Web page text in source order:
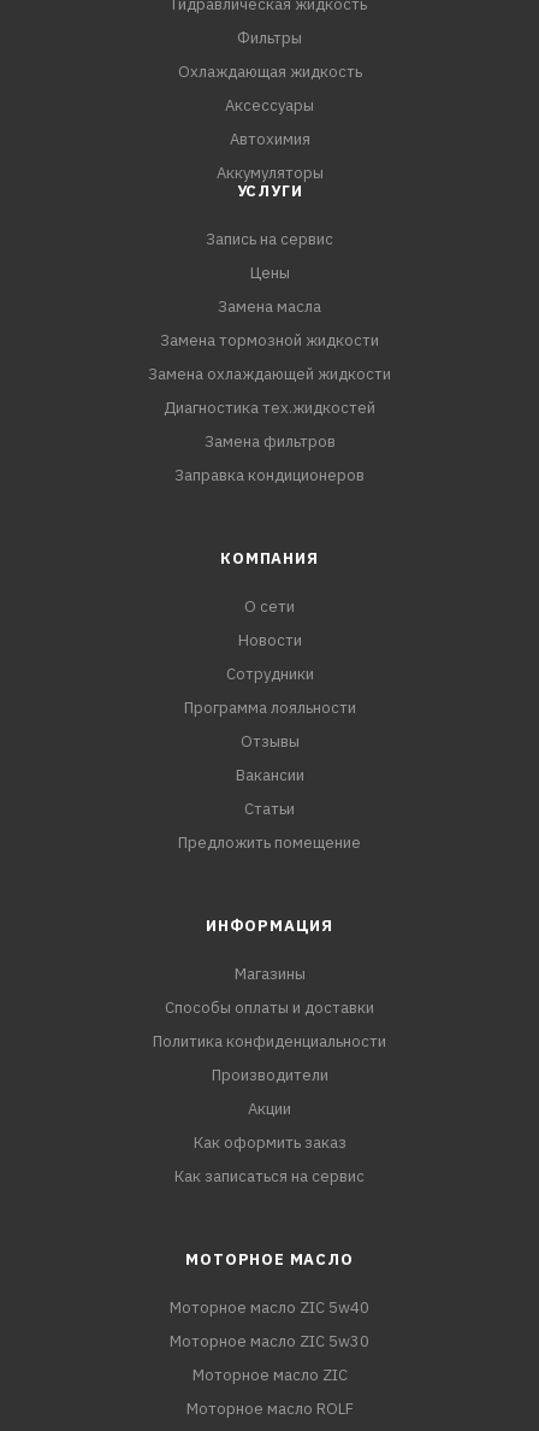
Гидравлическая жидкость
Фильтры
Охлаждающая жидкость
Аксессуары
Автохимия
Аккумуляторы
УСЛУГИ
Запись на сервис
Цены
Замена масла
Замена тормозной жидкости
Замена охлаждающей жидкости
Диагностика тех.жидкостей
Замена фильтров
Заправка кондиционеров
КОМПАНИЯ
О сети
Новости
Сотрудники
Программа лояльности
Отзывы
Вакансии
Статьи
Предложить помещение
ИНФОРМАЦИЯ
Магазины
Способы оплаты и доставки
Политика конфиденциальности
Производители
Акции
Как оформить заказ
Как записаться на сервис
МОТОРНОЕ МАСЛО
Моторное масло ZIC 5w40
Моторное масло ZIC 5w30
Моторное масло ZIC
Моторное масло ROLF